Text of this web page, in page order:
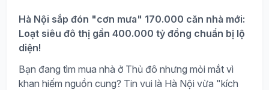
Hà Nội sắp đón "cơn mưa" 170.000 căn nhà mới:
Loạt siêu đô thị gần 400.000 tỷ đồng chuẩn bị lộ
diện!
Bạn đang tìm mua nhà ở Thủ đô nhưng mỏi mắt vì
khan hiếm nguồn cung? Tin vui là Hà Nội vừa "kích